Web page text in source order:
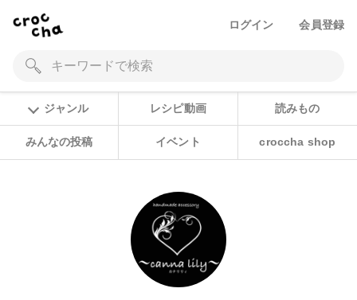
ログイン 会員登録
ジャンル レシピ動画 読みもの
みんなの投稿 イベント croccha shop